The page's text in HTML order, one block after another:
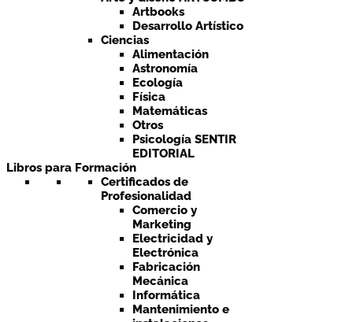
Artbooks
Desarrollo Artístico
Ciencias
Alimentación
Astronomía
Ecología
Física
Matemáticas
Otros
Psicología SENTIR
EDITORIAL
Libros para Formación
Certificados de
Profesionalidad
Comercio y
Marketing
Electricidad y
Electrónica
Fabricación
Mecánica
Informática
Mantenimiento e